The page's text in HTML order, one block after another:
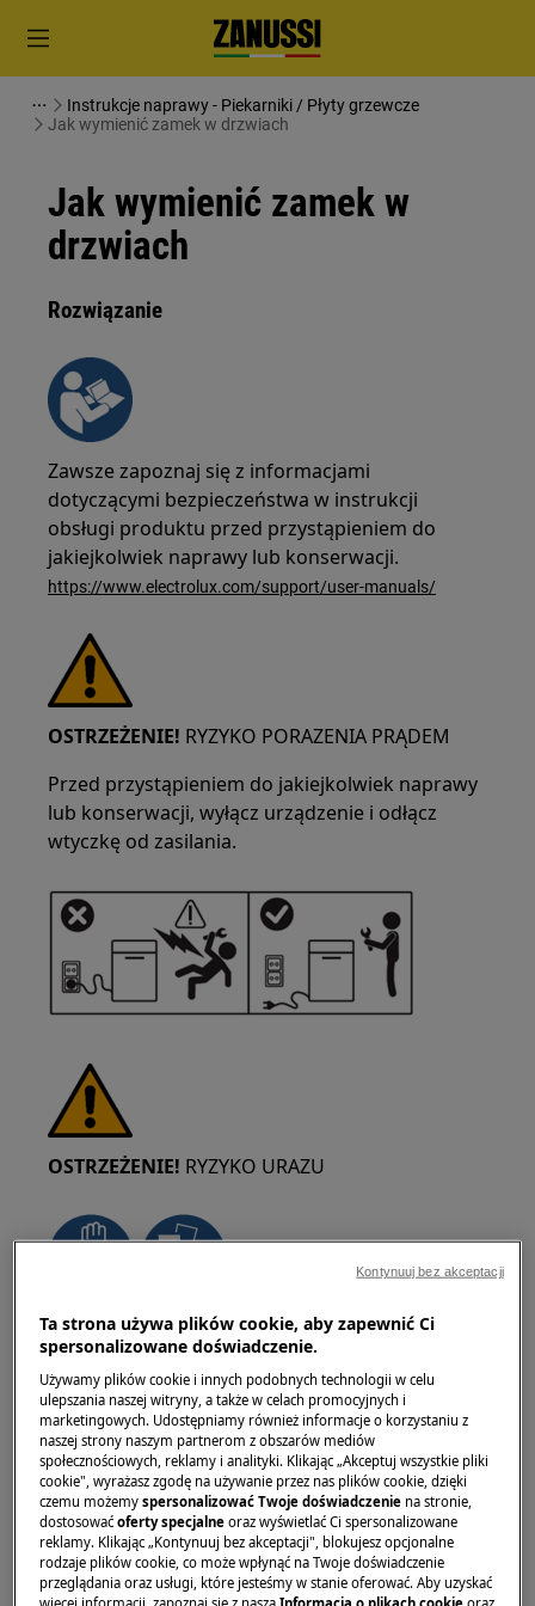
Instrukcje naprawy - Piekarniki / Płyty grzewcze
Jak wymienić zamek w drzwiach
Jak wymienić zamek w
drzwiach
Rozwiązanie
Zawsze zapoznaj się z informacjami
dotyczącymi bezpieczeństwa w instrukcji
obsługi produktu przed przystąpieniem do
jakiejkolwiek naprawy lub konserwacji.
https://www.electrolux.com/support/user-manuals/
OSTRZEŻENIE! RYZYKO PORAZENIA PRĄDEM
Przed przystąpieniem do jakiejkolwiek naprawy
lub konserwacji, wyłącz urządzenie i odłącz
wtyczkę od zasilania.
OSTRZEŻENIE! RYZYKO URAZU
Zawsze zachowaj ostrożność podczas
przemieszczania urządzeń. W przypadku
ciężkich sprzętów najbezpieczniej jest, gdy
przesuwają je dwie osoby. Zawsze używaj
rękawic ochronnych i obuwia ochronnego.
Nosić rękawice ochronne przez cały czas, aby
chronić się przed skaleczeniami od ostrych
krawędzi.
Ta strona używa plików cookie, aby zapewnić Ci
spersonalizowane doświadczenie.
Używamy plików cookie i innych podobnych technologii w celu
ulepszania naszej witryny, a także w celach promocyjnych i
marketingowych. Udostępniamy również informacje o korzystaniu z
naszej strony naszym partnerom z obszarów mediów
społecznościowych, reklamy i analityki. Klikając „Akceptuj wszystkie pliki
cookie", wyrażasz zgodę na używanie przez nas plików cookie, dzięki
czemu możemyspersonalizować Twoje doświadczenie na stronie,
dostosowaćoferty specjalne oraz wyświetlać Ci spersonalizowane
reklamy. Klikając „Kontynuuj bez akceptacji", blokujesz opcjonalne
rodzaje plików cookie, co może wpłynąć na Twoje doświadczenie
przeglądania oraz usługi, które jesteśmy w stanie oferować. Aby uzyskać
więcej informacji, zapoznaj się z nasząInformacją o plikach cookie oraz
Kontynuuj bez akceptacji